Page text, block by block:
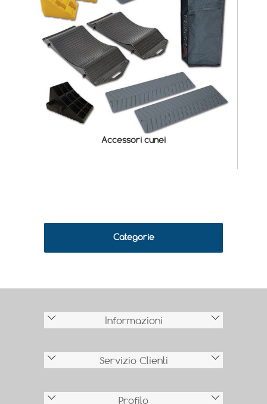
Accessori cunei
Categorie
Informazioni
Servizio Clienti
Profilo